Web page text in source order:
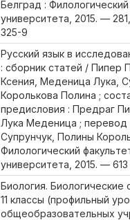
Белград :
университета, 2015. —
325-9
Русский язык в
: сборник статей / Пипер
Ксения, Меденица Лука,
Королькова Полина ;
предисловия : Предраг
Лука Меденица ; перевод
Супрунчук, Полины
Филологический
университета, 2015. —
Биология.
11 классы (профильный
общеобразовательных